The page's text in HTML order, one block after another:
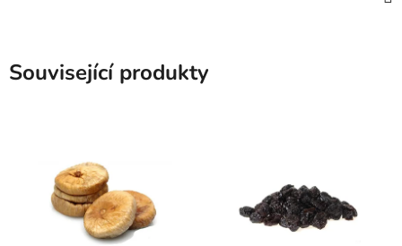
Související produkty